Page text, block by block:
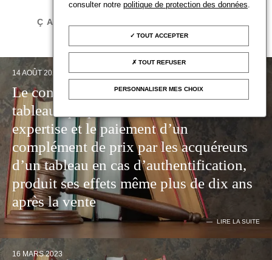
ÇA VOUS INTÉRESSE AUSSI
14 AOÛT 2023
Le contrat conclu après la vente d’un
tableau, qui prévoit la réalisation d’une
expertise et le paiement d’un
complément de prix par les acquéreurs
d’un tableau en cas d’authentification,
produit ses effets même plus de dix ans
après la vente
LIRE LA SUITE
16 MARS 2023
consulter notrepolitique de protection des données.
TOUT ACCEPTER
TOUT REFUSER
PERSONNALISER MES CHOIX